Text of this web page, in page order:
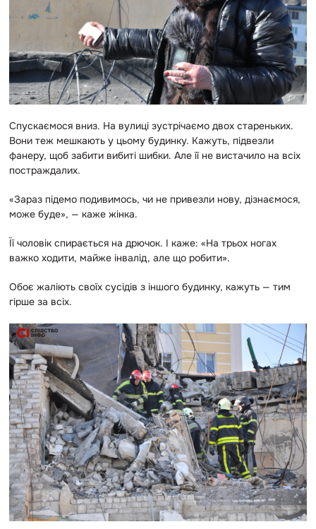
Спускаємося вниз. На вулиці зустрічаємо двох стареньких.
Вони теж мешкають у цьому будинку. Кажуть, підвезли
фанеру, щоб забити вибиті шибки. Але її не вистачило на всіх
постраждалих.
«Зараз підемо подивимось, чи не привезли нову, дізнаємося,
може буде», — каже жінка.
Її чоловік спирається на дрючок. І каже: «На трьох ногах
важко ходити, майже інвалід, але що робити».
Обоє жаліють своїх сусідів з іншого будинку, кажуть — тим
гірше за всіх.